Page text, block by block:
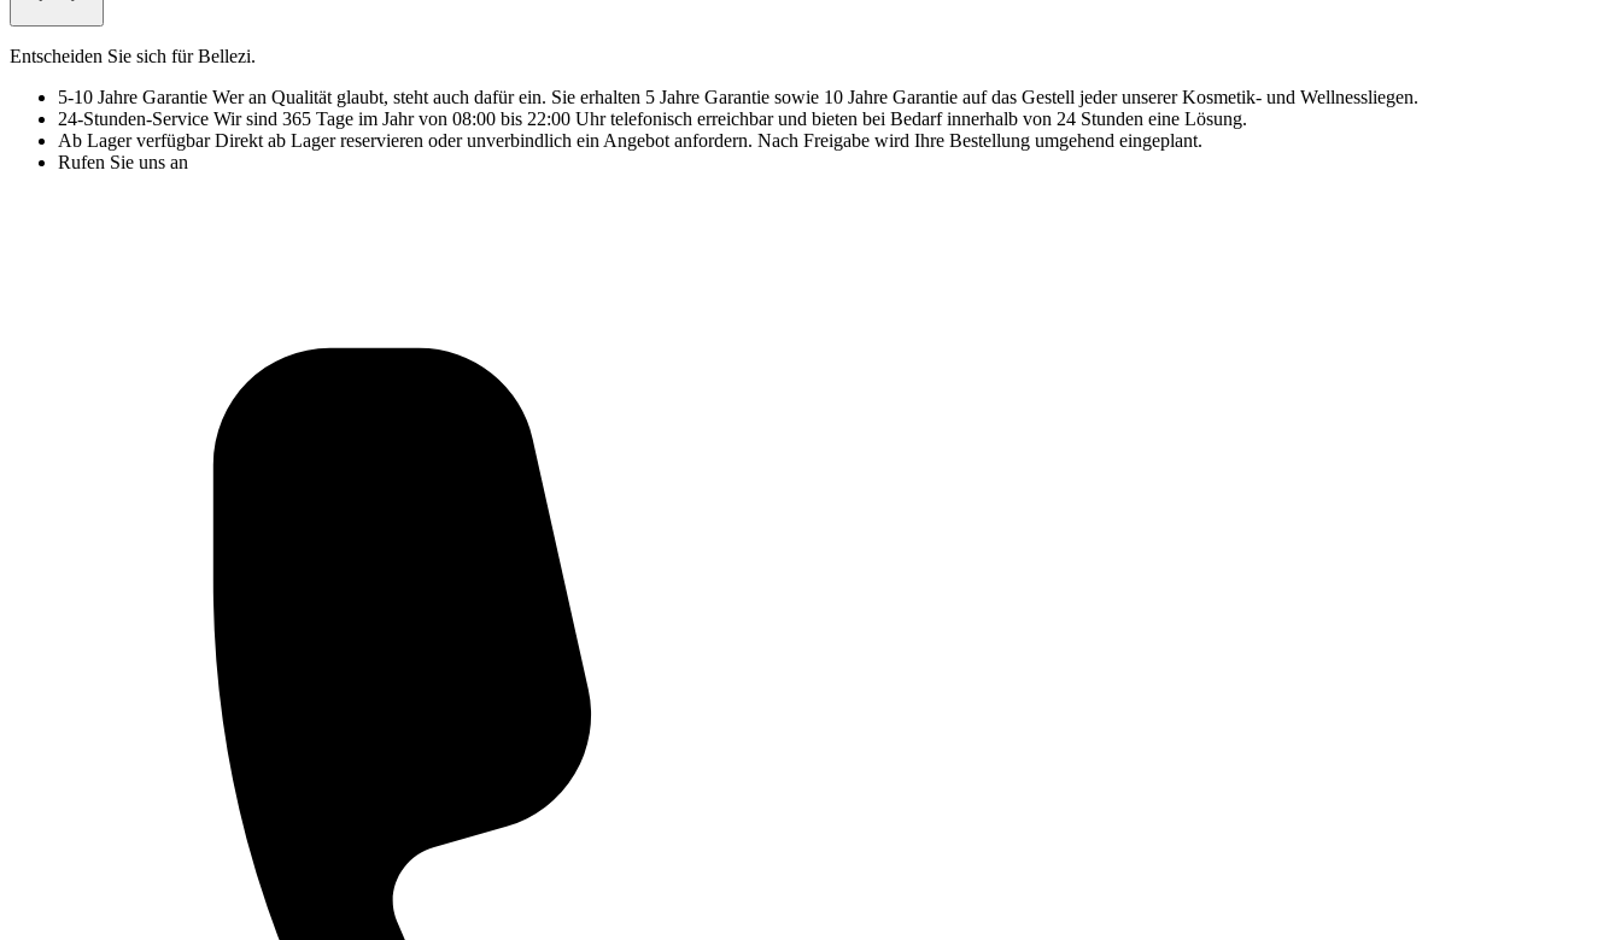
Entscheiden Sie sich für Bellezi.
5-10 Jahre Garantie Wer an Qualität glaubt, steht auch dafür ein. Sie erhalten 5 Jahre Garantie sowie 10 Jahre Garantie auf das Gestell jeder unserer Kosmetik- und Wellnessliegen.
24-Stunden-Service Wir sind 365 Tage im Jahr von 08:00 bis 22:00 Uhr telefonisch erreichbar und bieten bei Bedarf innerhalb von 24 Stunden eine Lösung.
Ab Lager verfügbarDirekt ab Lager reservieren oder unverbindlich ein Angebot anfordern. Nach Freigabe wird Ihre Bestellung umgehend eingeplant.
Rufen Sie uns an